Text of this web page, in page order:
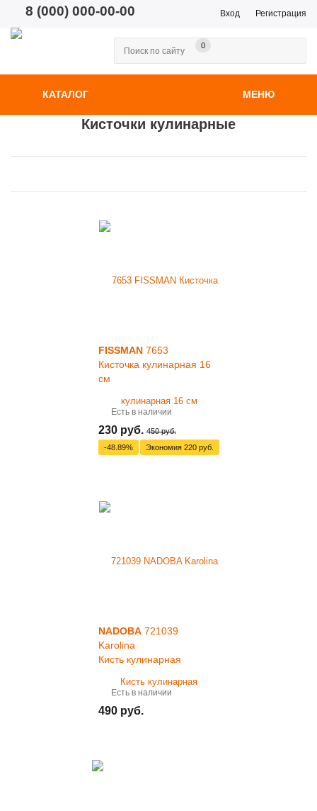
8 (000) 000-00-00 Вход Регистрация
КАТАЛОГ МЕНЮ
0
Кисточки кулинарные
FISSMAN 7653
Кисточка кулинарная 16
см
Есть в наличии
230 руб. 450 руб.
-48.89%
Экономия 220 руб.
NADOBA 721039
Karolina
Кисть кулинарная
Есть в наличии
490 руб.